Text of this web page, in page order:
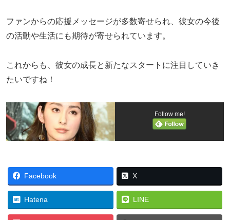
ファンからの応援メッセージが多数寄せられ、彼女の今後
の活動や生活にも期待が寄せられています。
これからも、彼女の成長と新たなスタートに注目していき
たいですね！
Follow me!
Facebook X
Hatena LINE